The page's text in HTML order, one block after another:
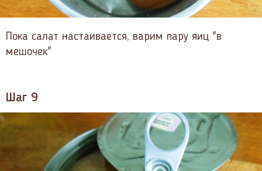
Пока салат настаивается, варим пару яиц "в
мешочек"
Шаг 9